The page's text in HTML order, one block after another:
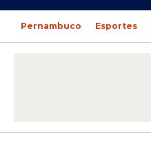
Pernambuco Esportes